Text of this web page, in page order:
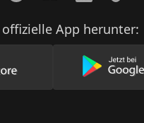
App herunter:
unsere App im AppStore